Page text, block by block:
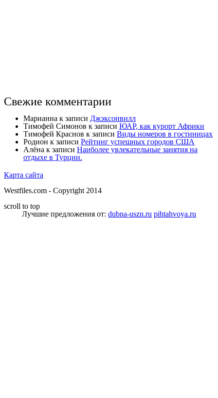
Свежие комментарии
Марианна к записи Джэксонвилл
Тимофей Симонов к записи ЮАР, как курорт Африки
Тимофей Краснов к записи Виды номеров в гостиницах
Родион к записи Рейтинг успешных городов США
Алёна к записи Наиболее увлекательные занятия на
отдыхе в Турции.
Карта сайта
Westfiles.com - Copyright 2014
scroll to top
Лучшие предложения от: dubna-uszn.ru pihtahvoya.ru